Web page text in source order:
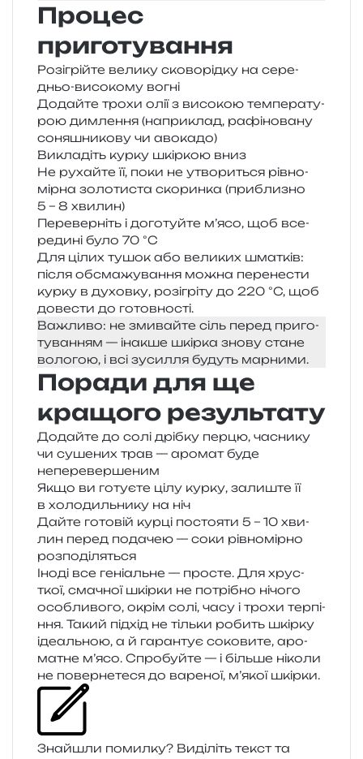
Процес
приготування
Розігрійте вели­ку ско­во­рід­ку на сере­
дньо-висо­ко­му вогні
Додайте трохи олії з висо­кою тем­пе­ра­ту­
рою дим­ле­н­ня (напри­клад, рафі­но­ва­ну
соня­шни­ко­ву чи авокадо)
Викладіть курку шкір­кою вниз
Не рухай­те її, поки не утво­ри­ться рів­но­
мір­на золо­ти­ста ско­рин­ка (при­бли­зно
5 – 8 хвилин)
Переверніть і дого­туй­те м’ясо, щоб все­
ре­ди­ні було 70 °C
Для цілих тушок або вели­ких шма­тків:
після обсма­жу­ва­н­ня можна пере­не­сти
курку в духов­ку, розі­грі­ту до 220 °C, щоб
дове­сти до готовності.
Важливо: не зми­вай­те сіль перед при­го­
ту­ва­н­ням — іна­кше шкір­ка знову стане
воло­гою, і всі зуси­л­ля будуть марними.
Поради для ще
кращого результату
Додайте до солі дріб­ку перцю, часни­ку
чи суше­них трав — аро­мат буде
неперевершеним
Якщо ви готу­є­те цілу курку, зали­ште її
в холо­диль­ни­ку на ніч
Дайте гото­вій курці посто­я­ти 5 – 10 хви­
лин перед пода­чею — соки рів­но­мір­но
розподіляться
Іноді все гені­аль­не — про­сте. Для хрус­
ткої, сма­чної шкір­ки не потрі­бно нічо­го
осо­бли­во­го, окрім солі, часу і трохи тер­пі­
н­ня. Такий під­хід не тіль­ки робить шкір­ку
іде­аль­ною, а й гаран­тує соко­ви­те, аро­
ма­тне м’ясо. Спробуйте — і біль­ше ніко­ли
не повер­не­те­ся до варе­ної, м’якої шкірки.
Знайшли помил­ку? Виділіть текст та